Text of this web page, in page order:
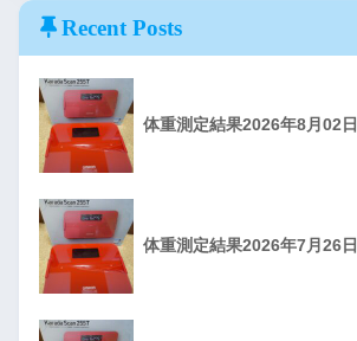
Recent Posts
体重測定結果2026年8月02日
体重測定結果2026年7月26日